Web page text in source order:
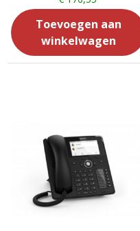
Toevoegen aan
winkelwagen